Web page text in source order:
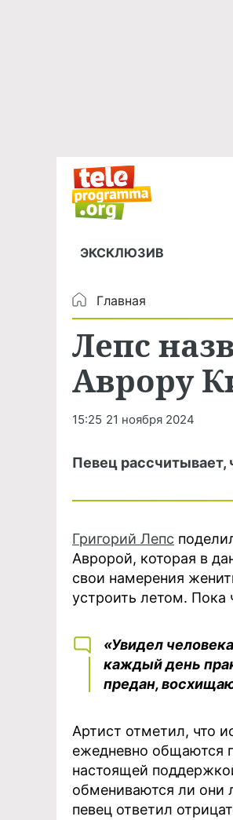
ЭКСКЛЮЗИВ
Главная
Лепс
Аврору
15:25 21 ноября 2024
Певец рассчитывает,
Григорий Лепс
Авророй, которая в
свои намерения
устроить летом. Пока
«Увидел
каждый день
предан,
Артист отметил, что
ежедневно общаются
настоящей
обмениваются ли они
певец ответил